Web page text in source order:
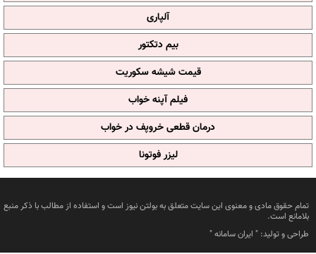
آلپاری
بیم دتکتور
قیمت شیشه سکوریت
فیلم آپنه خواب
درمان قطعی خروپف در خواب
لیزر فوتونا
تمام حقوق مادی و معنوی این سایت متعلق به بولتن نیوز است و استفاده از مطالب با ذکر منبع
بلامانع است.
طراحی و تولید: " ایران سامانه"